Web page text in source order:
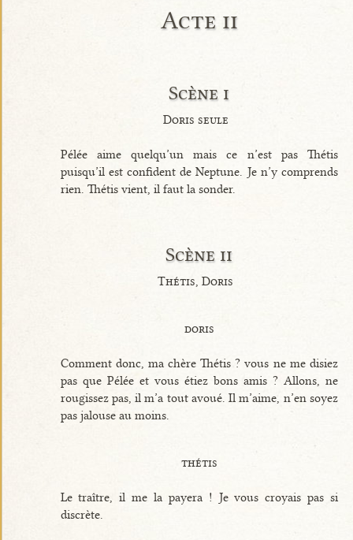
Acte ii
Scène i
Doris seule
Pélée aime quelqu’un mais ce n’est pas Thétis
puisqu’il est confident de Neptune. Je n’y comprends
rien. Thétis vient, il faut la sonder.
Scène ii
Thétis, Doris
doris
Comment donc, ma chère Thétis ? vous ne me disiez
pas que Pélée et vous étiez bons amis ? Allons, ne
rougissez pas, il m’a tout avoué. Il m’aime, n’en soyez
pas jalouse au moins.
thétis
Le traître, il me la payera ! Je vous croyais pas si
discrète.